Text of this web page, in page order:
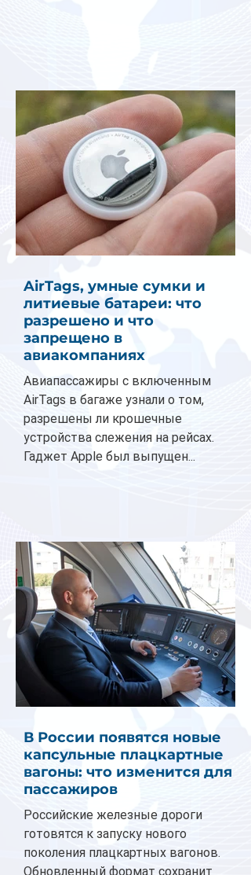
AirTags, умные сумки и
литиевые батареи: что
разрешено и что
запрещено в
авиакомпаниях
Авиапассажиры с включенным
AirTags в багаже узнали о том,
разрешены ли крошечные
устройства слежения на рейсах.
Гаджет Apple был выпущен...
В России появятся новые
капсульные плацкартные
вагоны: что изменится для
пассажиров
Российские железные дороги
готовятся к запуску нового
поколения плацкартных вагонов.
Обновленный формат сохранит